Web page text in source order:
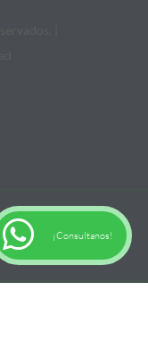
¡Consultanos!